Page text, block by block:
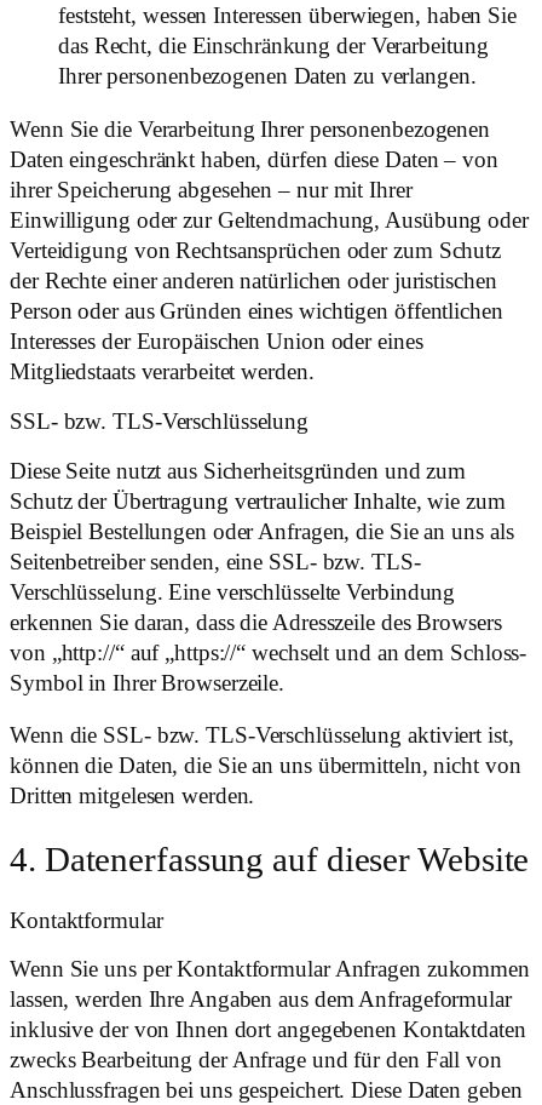
feststeht, wessen Interessen überwiegen, haben Sie
das Recht, die Einschränkung der Verarbeitung
Ihrer personenbezogenen Daten zu verlangen.
Wenn Sie die Verarbeitung Ihrer personenbezogenen
Daten eingeschränkt haben, dürfen diese Daten – von
ihrer Speicherung abgesehen – nur mit Ihrer
Einwilligung oder zur Geltendmachung, Ausübung oder
Verteidigung von Rechtsansprüchen oder zum Schutz
der Rechte einer anderen natürlichen oder juristischen
Person oder aus Gründen eines wichtigen öffentlichen
Interesses der Europäischen Union oder eines
Mitgliedstaats verarbeitet werden.
SSL- bzw. TLS-Verschlüsselung
Diese Seite nutzt aus Sicherheitsgründen und zum
Schutz der Übertragung vertraulicher Inhalte, wie zum
Beispiel Bestellungen oder Anfragen, die Sie an uns als
Seitenbetreiber senden, eine SSL- bzw. TLS-
Verschlüsselung. Eine verschlüsselte Verbindung
erkennen Sie daran, dass die Adresszeile des Browsers
von „http://“ auf „https://“ wechselt und an dem Schloss-
Symbol in Ihrer Browserzeile.
Wenn die SSL- bzw. TLS-Verschlüsselung aktiviert ist,
können die Daten, die Sie an uns übermitteln, nicht von
Dritten mitgelesen werden.
4. Datenerfassung auf dieser Website
Kontaktformular
Wenn Sie uns per Kontaktformular Anfragen zukommen
lassen, werden Ihre Angaben aus dem Anfrageformular
inklusive der von Ihnen dort angegebenen Kontaktdaten
zwecks Bearbeitung der Anfrage und für den Fall von
Anschlussfragen bei uns gespeichert. Diese Daten geben